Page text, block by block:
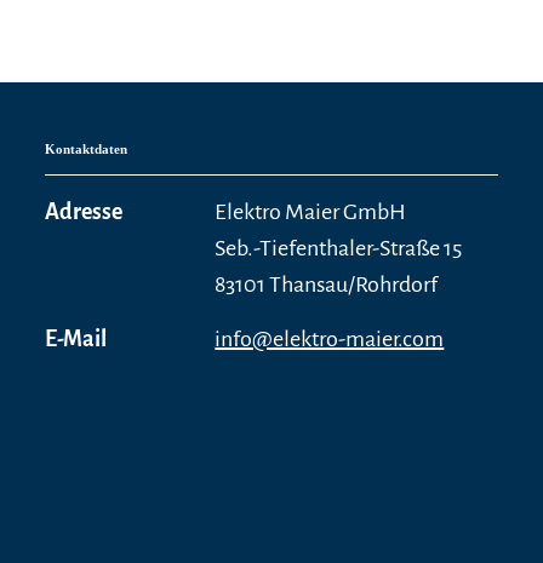
Kontaktdaten
Adresse
Elektro Maier GmbH
Seb.-Tiefenthaler-Straße 15
83101 Thansau/Rohrdorf
E-Mail info@elektro-maier.com